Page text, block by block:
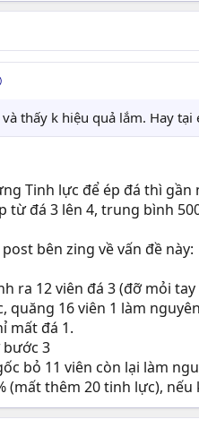
và thấy k hiệu quả lắm. Hay
Tinh lực để ép đá thì gần
từ đá 3 lên 4, trung bình
bên zing về vấn đề này:
ra 12 viên đá 3 (đỡ mỏi
quăng 16 viên 1 làm
mất đá 1.
bước 3
bỏ 11 viên còn lại làm
(mất thêm 20 tinh lực),